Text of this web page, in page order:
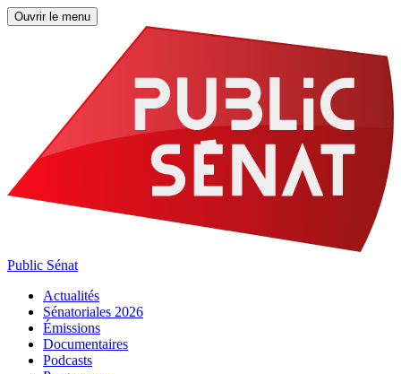
Ouvrir le menu
Public Sénat
Actualités
Sénatoriales 2026
Émissions
Documentaires
Podcasts